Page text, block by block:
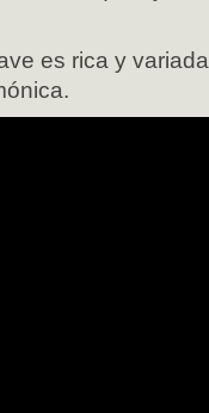
es rica y